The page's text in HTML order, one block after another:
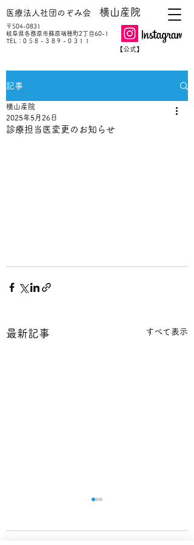
医療法人社団のぞみ会 横山産院
〒504-0831
岐阜県各務原市蘇原瑞穂町2丁目60-1
TEL： 058-389-0311
【公式】
記事
診療担当医変更のお知らせ
横山産院
2025年5月26日
最新記事 すべて表示